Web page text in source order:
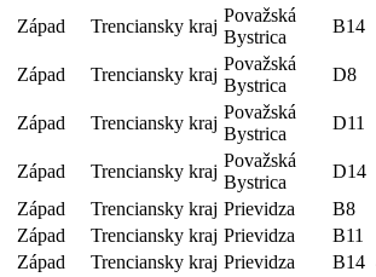
Západ Trenciansky kraj
Považská
Bystrica
B14
Západ Trenciansky kraj
Považská
Bystrica
D8
Západ Trenciansky kraj
Považská
Bystrica
D11
Západ Trenciansky kraj
Považská
Bystrica
D14
Západ
Trenciansky kraj Prievidza B8
Západ
Trenciansky kraj Prievidza B11
Západ
Trenciansky kraj Prievidza B14